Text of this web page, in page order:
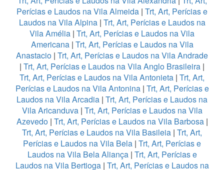
Perícias e Laudos na Vila Almeida | Trt, Art, Perícias e
Laudos na Vila Alpina | Trt, Art, Perícias e Laudos na
Vila Amélia | Trt, Art, Perícias e Laudos na Vila
Americana| Trt, Art, Perícias e Laudos na Vila
Anastacio | Trt, Art, Perícias e Laudos na Vila Andrade
| Trt, Art, Perícias e Laudos na Vila Anglo Brasileira |
Trt, Art, Perícias e Laudos na Vila Antonieta | Trt, Art,
Perícias e Laudos na Vila Antonina| Trt, Art, Perícias e
Laudos na Vila Arcadia | Trt, Art, Perícias e Laudos na
Vila Aricanduva| Trt, Art, Perícias e Laudos na Vila
Azevedo| Trt, Art, Perícias e Laudos na Vila Barbosa|
Trt, Art, Perícias e Laudos na Vila Basileia | Trt, Art,
Perícias e Laudos na Vila Bela | Trt, Art, Perícias e
Laudos na Vila Bela Aliança| Trt, Art, Perícias e
Laudos na Vila Bertioga| Trt, Art, Perícias e Laudos na